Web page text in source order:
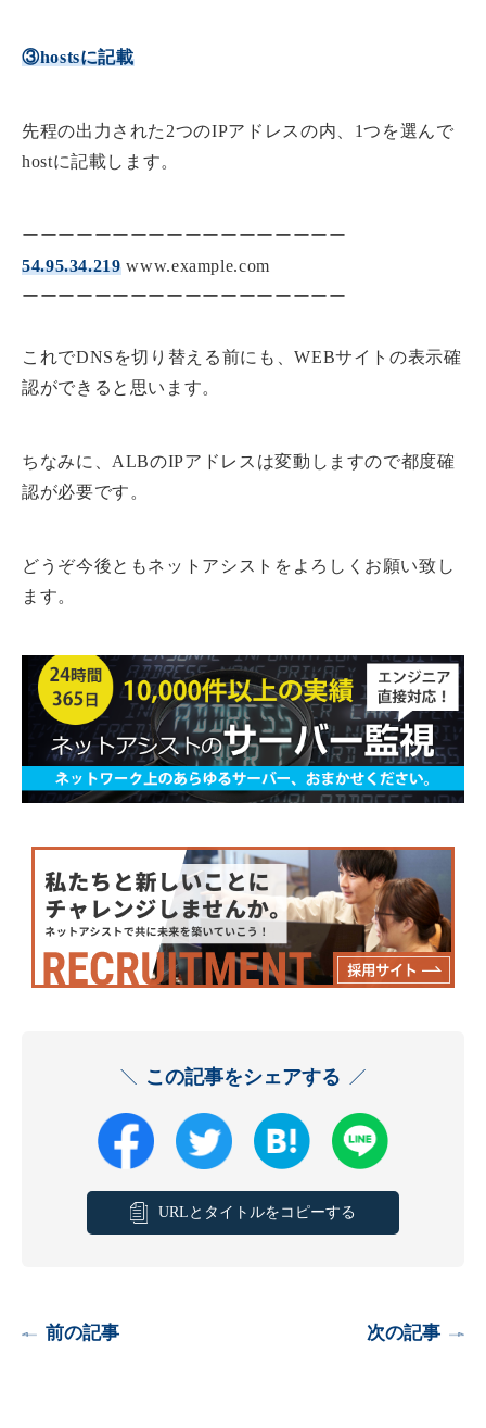
③hostsに記載
先程の出力された2つのIPアドレスの内、1つを選んで
hostに記載します。
ーーーーーーーーーーーーーーーーーー
54.95.34.219www.example.com
ーーーーーーーーーーーーーーーーーー
これでDNSを切り替える前にも、WEBサイトの表示確
認ができると思います。
ちなみに、ALBのIPアドレスは変動しますので都度確
認が必要です。
どうぞ今後ともネットアシストをよろしくお願い致し
ます。
この記事をシェアする
URLとタイトルをコピーする
前の記事 次の記事